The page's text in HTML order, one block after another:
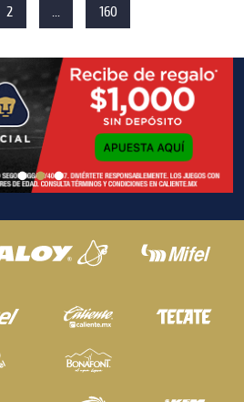
2 ... 160